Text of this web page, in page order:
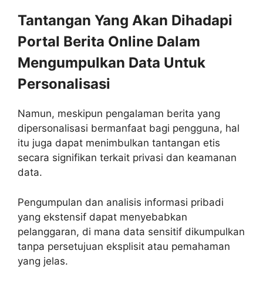
Tantangan Yang Akan Dihadapi
Portal Berita Online Dalam
Mengumpulkan Data Untuk
Personalisasi
Namun, meskipun pengalaman berita yang
dipersonalisasi bermanfaat bagi pengguna, hal
itu juga dapat menimbulkan tantangan etis
secara signifikan terkait privasi dan keamanan
data.
Pengumpulan dan analisis informasi pribadi
yang ekstensif dapat menyebabkan
pelanggaran, di mana data sensitif dikumpulkan
tanpa persetujuan eksplisit atau pemahaman
yang jelas.